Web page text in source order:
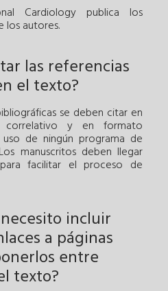
Cardiology publica los
los autores.
las referencias
el texto?
se deben citar en
y en formato
uso de ningún programa de
manuscritos deben llegar
facilitar el proceso de
incluir
a páginas
entre
texto?